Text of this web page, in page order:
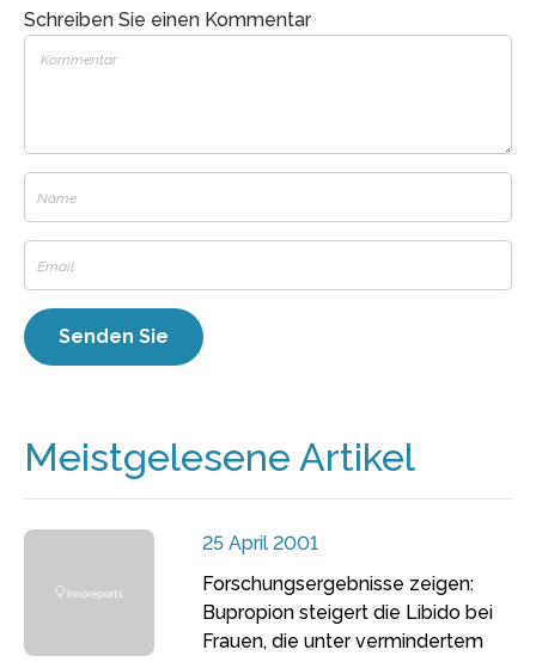
Schreiben Sie einen Kommentar
Meistgelesene Artikel
25 April 2001
Forschungsergebnisse zeigen:
Bupropion steigert die Libido bei
Frauen, die unter vermindertem